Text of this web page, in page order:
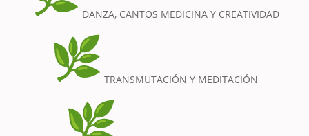
DANZA, CANTOS MEDICINA Y CREATIVIDAD
TRANSMUTACIÓN Y MEDITACIÓN